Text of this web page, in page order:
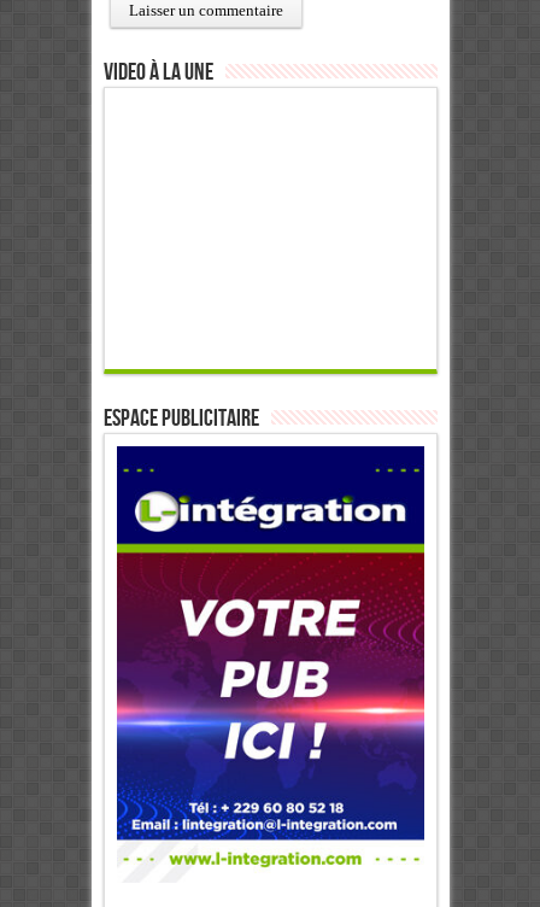
Video à la Une
ESPACE PUBLICITAIRE